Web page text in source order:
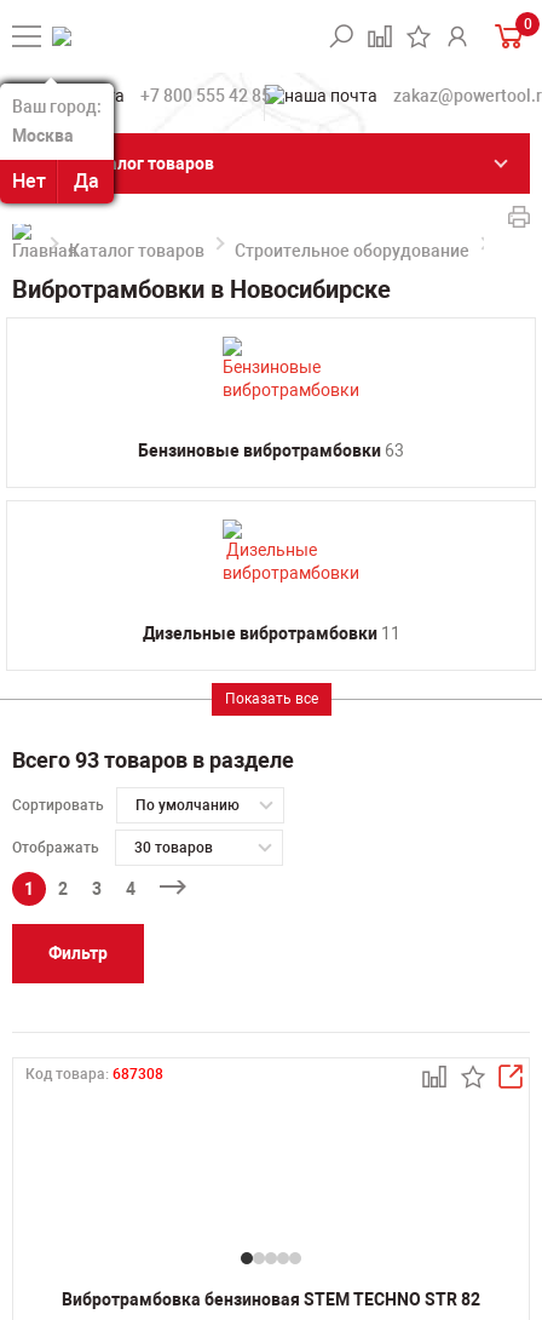
Ваш город:
Москва
Нет Да
Ваш город:
Москва
Нет Да
0
+7 800 555 42 85
Каталог товаров
Каталог товаров Строительное оборудование
Вибротрамбовки в Новосибирске
Бензиновые вибротрамбовки 63
Дизельные вибротрамбовки 11
Показать все
Всего 93 товаров в разделе
Сортировать По умолчанию
Отображать 30 товаров
1 2 3 4
Фильтр
Код товара: 687308
Вибротрамбовка бензиновая STEM TECHNO STR 82